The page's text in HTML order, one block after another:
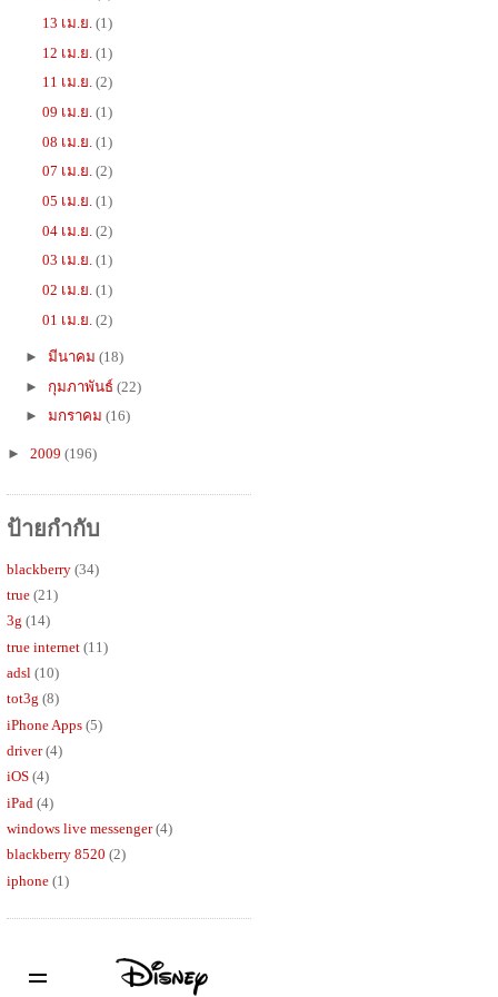
13 เม.ย. (1)
12 เม.ย. (1)
11 เม.ย. (2)
09 เม.ย. (1)
08 เม.ย. (1)
07 เม.ย. (2)
05 เม.ย. (1)
04 เม.ย. (2)
03 เม.ย. (1)
02 เม.ย. (1)
01 เม.ย. (2)
► มีนาคม (18)
► กุมภาพันธ์ (22)
► มกราคม (16)
► 2009 (196)
ป้ายกำกับ
blackberry (34)
true (21)
3g (14)
true internet (11)
adsl (10)
tot3g (8)
iPhone Apps (5)
driver (4)
iOS (4)
iPad (4)
windows live messenger (4)
blackberry 8520 (2)
iphone (1)